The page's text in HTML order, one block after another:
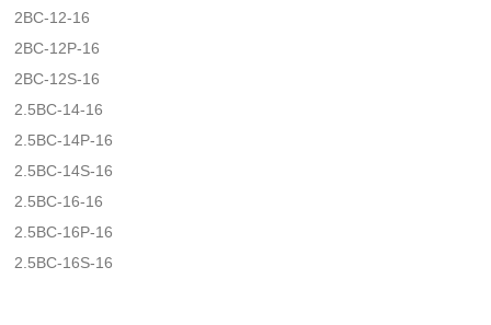
2BC-12-16
2BC-12P-16
2BC-12S-16
2.5BC-14-16
2.5BC-14P-16
2.5BC-14S-16
2.5BC-16-16
2.5BC-16P-16
2.5BC-16S-16